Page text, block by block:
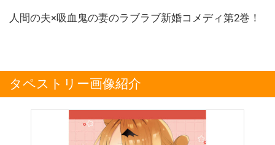
人間の夫×吸血鬼の妻のラブラブ新婚コメディ第2巻！
タペストリー画像紹介